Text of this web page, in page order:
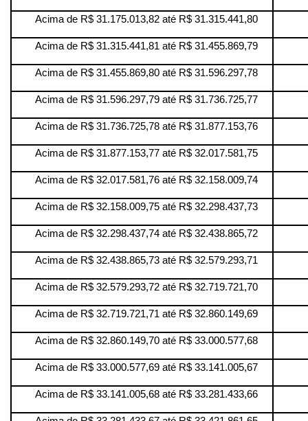
Acima de R$ 31.175.013,82 até R$ 31.315.441,80
Acima de R$ 31.315.441,81 até R$ 31.455.869,79
Acima de R$ 31.455.869,80 até R$ 31.596.297,78
Acima de R$ 31.596.297,79 até R$ 31.736.725,77
Acima de R$ 31.736.725,78 até R$ 31.877.153,76
Acima de R$ 31.877.153,77 até R$ 32.017.581,75
Acima de R$ 32.017.581,76 até R$ 32.158.009,74
Acima de R$ 32.158.009,75 até R$ 32.298.437,73
Acima de R$ 32.298.437,74 até R$ 32.438.865,72
Acima de R$ 32.438.865,73 até R$ 32.579.293,71
Acima de R$ 32.579.293,72 até R$ 32.719.721,70
Acima de R$ 32.719.721,71 até R$ 32.860.149,69
Acima de R$ 32.860.149,70 até R$ 33.000.577,68
Acima de R$ 33.000.577,69 até R$ 33.141.005,67
Acima de R$ 33.141.005,68 até R$ 33.281.433,66